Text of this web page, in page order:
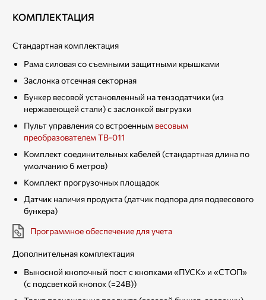
КОМПЛЕКТАЦИЯ
Стандартная комплектация
Рама силовая со съемными защитными крышками
Заслонка отсечная секторная
Бункер весовой установленный на тензодатчики (из
нержавеющей стали) с заслонкой выгрузки
Пульт управления со встроенным весовым
преобразователем ТВ-011
Комплект соединительных кабелей (стандартная длина по
умолчанию 6 метров)
Комплект прогрузочных площадок
Датчик наличия продукта (датчик подпора для подвесового
бункера)
Программное обеспечение для учета
Дополнительная комплектация
Выносной кнопочный пост с кнопками «ПУСК» и «СТОП»
(с подсветкой кнопок (=24В))